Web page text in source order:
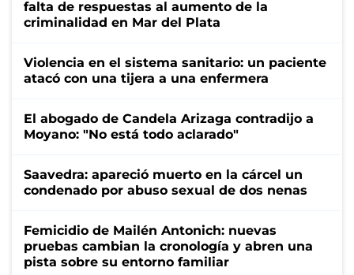
falta de respuestas al aumento de la
criminalidad en Mar del Plata
Violencia en el sistema sanitario: un paciente
atacó con una tijera a una enfermera
El abogado de Candela Arizaga contradijo a
Moyano: "No está todo aclarado"
Saavedra: apareció muerto en la cárcel un
condenado por abuso sexual de dos nenas
Femicidio de Mailén Antonich: nuevas
pruebas cambian la cronología y abren una
pista sobre su entorno familiar